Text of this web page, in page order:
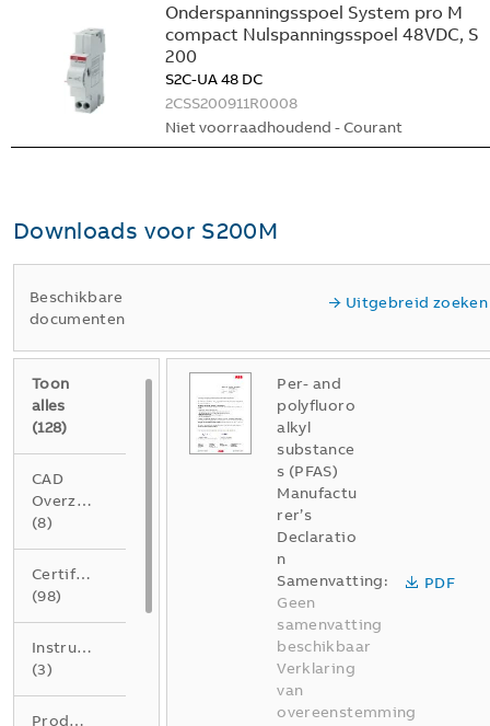
Onderspanningsspoel System pro M
compact Nulspanningsspoel 48VDC, S
200
S2C-UA 48 DC
2CSS200911R0008
Niet voorraadhoudend - Courant
Downloads voor S200M
Beschikbare
documenten
Uitgebreid zoeken
Toon
alles
(128)
CAD
Overzichtstekening
(8)
Certificaat
(98)
Instructie
(3)
Product
Per- and
polyfluoro
alkyl
substance
s (PFAS)
Manufactu
rer’s
Declaratio
n
Samenvatting:
Geen
samenvatting
beschikbaar
Verklaring
van
overeenstemming
PDF